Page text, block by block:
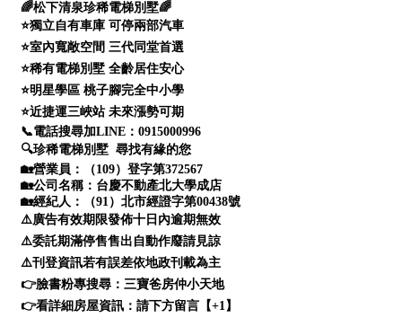
5~10樓
21樓以上
~
格局
不拘
1房
2房
4房